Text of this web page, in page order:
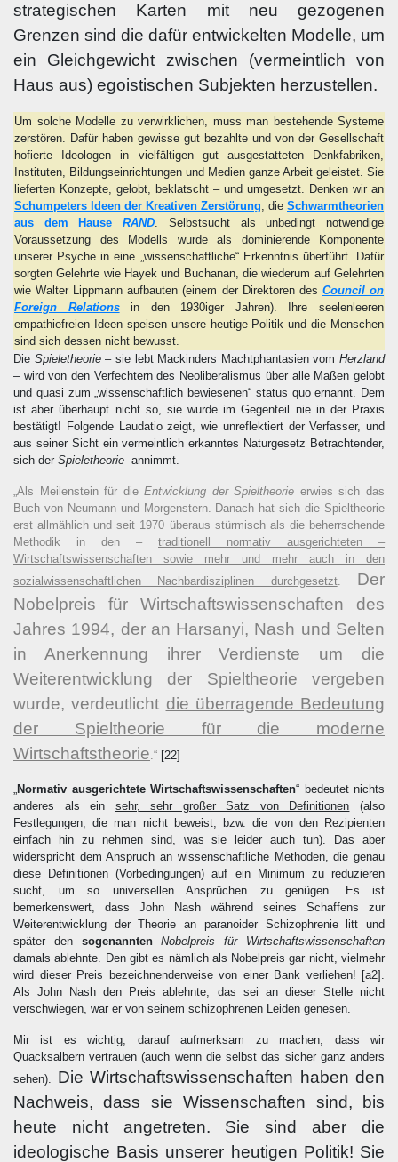
strategischen Karten mit neu gezogenen
Grenzen sind die dafür entwickelten Modelle, um
ein Gleichgewicht zwischen (vermeintlich von
Haus aus) egoistischen Subjekten herzustellen.
Um solche Modelle zu verwirklichen, muss man bestehende Systeme
zerstören. Dafür haben gewisse gut bezahlte und von der Gesellschaft
hofierte Ideologen in vielfältigen gut ausgestatteten Denkfabriken,
Instituten, Bildungseinrichtungen und Medien ganze Arbeit geleistet. Sie
lieferten Konzepte, gelobt, beklatscht – und umgesetzt. Denken wir an
Schumpeters Ideen der Kreativen Zerstörung, die Schwarmtheorien
aus dem HauseRAND. Selbstsucht als unbedingt notwendige
Voraussetzung des Modells wurde als dominierende Komponente
unserer Psyche in eine „wissenschaftliche“ Erkenntnis überführt. Dafür
sorgten Gelehrte wie Hayek und Buchanan, die wiederum auf Gelehrten
wie Walter Lippmann aufbauten (einem der Direktoren des Council on
Foreign Relationsin den 1930iger Jahren). Ihre seelenleeren
empathiefreien Ideen speisen unsere heutige Politik und die Menschen
sind sich dessen nicht bewusst.
Die Spieletheorie– sie lebt Mackinders Machtphantasien vom Herzland
– wird von den Verfechtern des Neoliberalismus über alle Maßen gelobt
und quasi zum „wissenschaftlich bewiesenen“ status quo ernannt. Dem
ist aber überhaupt nicht so, sie wurde im Gegenteil nie in der Praxis
bestätigt! Folgende Laudatio zeigt, wie unreflektiert der Verfasser, und
aus seiner Sicht ein vermeintlich erkanntes Naturgesetz Betrachtender,
sich der Spieletheorie annimmt.
„Als Meilenstein für dieEntwicklung der Spieltheorie erwies sich das
Buch von Neumann und Morgenstern. Danach hat sich die Spieltheorie
erst allmählich und seit 1970 überaus stürmisch als die beherrschende
Methodik in den – traditionell normativ ausgerichteten –
Wirtschaftswissenschaften sowie mehr und mehr auch in den
sozialwissenschaftlichen Nachbardisziplinen durchgesetzt. Der
Nobelpreis für Wirtschaftswissenschaften des
Jahres 1994, der an Harsanyi, Nash und Selten
in Anerkennung ihrer Verdienste um die
Weiterentwicklung der Spieltheorie vergeben
wurde, verdeutlicht die überragende Bedeutung
der Spieltheorie für die moderne
Wirtschaftstheorie.“ [22]
„Normativ ausgerichtete Wirtschaftswissenschaften“ bedeutet nichts
anderes als ein sehr, sehr großer Satz von Definitionen (also
Festlegungen, die man nicht beweist, bzw. die von den Rezipienten
einfach hin zu nehmen sind, was sie leider auch tun). Das aber
widerspricht dem Anspruch an wissenschaftliche Methoden, die genau
diese Definitionen (Vorbedingungen) auf ein Minimum zu reduzieren
sucht, um so universellen Ansprüchen zu genügen. Es ist
bemerkenswert, dass John Nash während seines Schaffens zur
Weiterentwicklung der Theorie an paranoider Schizophrenie litt und
später den sogenannten
Nobelpreis für Wirtschaftswissenschaften
damals ablehnte. Den gibt es nämlich als Nobelpreis gar nicht, vielmehr
wird dieser Preis bezeichnenderweise von einer Bank verliehen! [a2] .
Als John Nash den Preis ablehnte, das sei an dieser Stelle nicht
verschwiegen, war er von seinem schizophrenen Leiden genesen.
Mir ist es wichtig, darauf aufmerksam zu machen, dass wir
Quacksalbern vertrauen (auch wenn die selbst das sicher ganz anders
sehen). Die Wirtschaftswissenschaften haben den
Nachweis, dass sie Wissenschaften sind, bis
heute nicht angetreten. Sie sind aber die
ideologische Basis unserer heutigen Politik! Sie